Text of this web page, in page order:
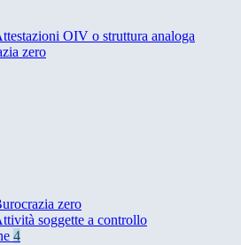
OIV o struttura analoga
zero
zero
soggette a controllo
4